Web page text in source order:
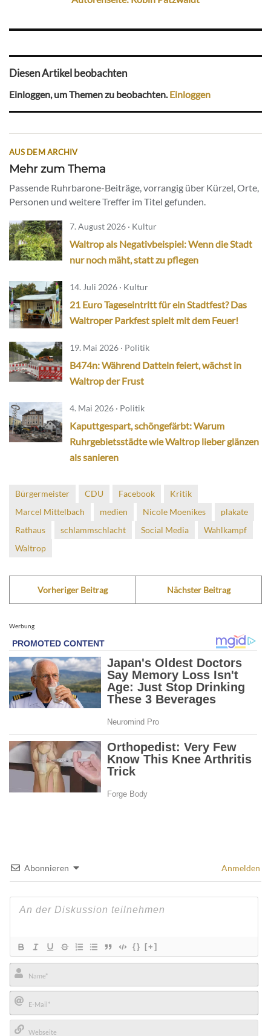
Diesen Artikel beobachten
Einloggen, um Themen zu beobachten.Einloggen
AUS DEM ARCHIV
Mehr zum Thema
Passende Ruhrbarone-Beiträge, vorrangig über Kürzel, Orte,
Personen und weitere Treffer im Titel gefunden.
7. August 2026 · Kultur
Waltrop als Negativbeispiel: Wenn die Stadt
nur noch mäht, statt zu pflegen
14. Juli 2026 · Kultur
21 Euro Tageseintritt für ein Stadtfest? Das
Waltroper Parkfest spielt mit dem Feuer!
19. Mai 2026 · Politik
B474n: Während Datteln feiert, wächst in
Waltrop der Frust
4. Mai 2026 · Politik
Kaputtgespart, schöngefärbt: Warum
Ruhrgebietsstädte wie Waltrop lieber glänzen
als sanieren
Bürgermeister CDU Facebook
Kritik
Marcel Mittelbach
medien Nicole Moenikes
plakate
Rathaus
schlammschlacht Social Media
Wahlkampf
Waltrop
Vorheriger Beitrag Nächster Beitrag
Werbung
Abonnieren Anmelden
{} [+]
Name*
E-